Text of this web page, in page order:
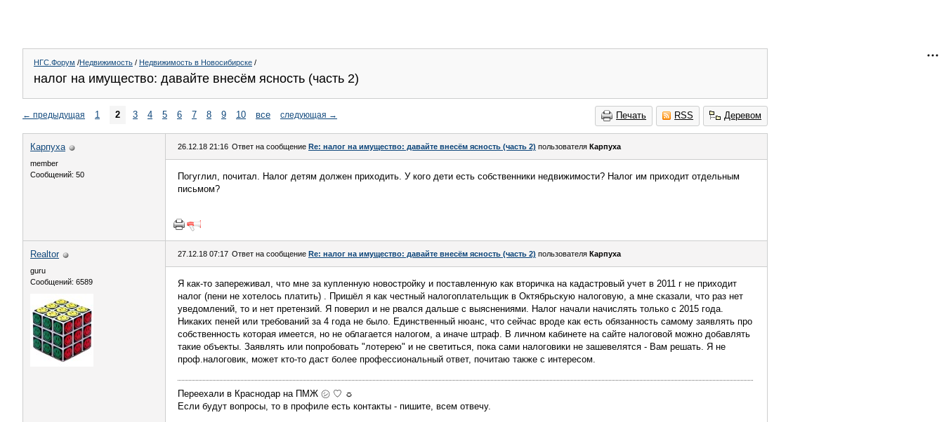
НГС.Форум /Недвижимость / Недвижимость в Новосибирске /
налог на имущество: давайте внесём ясность (часть 2)
Печать RSS Деревом
← предыдущая 1 2 3 4 5 6 7 8 9 10 все следующая →
Карпуха
member
Сообщений: 50
26.12.18 21:16 Ответ на сообщение Re: налог на имущество: давайте внесём ясность (часть 2) пользователя Карпуха
Погуглил, почитал. Налог детям должен приходить. У кого дети есть собственники недвижимости? Налог им приходит отдельным
письмом?
Realtor
guru
Сообщений: 6589
27.12.18 07:17 Ответ на сообщение Re: налог на имущество: давайте внесём ясность (часть 2) пользователя Карпуха
Я как-то запереживал, что мне за купленную новостройку и поставленную как вторичка на кадастровый учет в 2011 г не приходит
налог (пени не хотелось платить) . Пришёл я как честный налогоплательщик в Октябрьскую налоговую, а мне сказали, что раз нет
уведомлений, то и нет претензий. Я поверил и не рвался дальше с выяснениями. Налог начали начислять только с 2015 года.
Никаких пеней или требований за 4 года не было. Единственный нюанс, что сейчас вроде как есть обязанность самому заявлять про
собственность которая имеется, но не облагается налогом, а иначе штраф. В личном кабинете на сайте налоговой можно добавлять
такие объекты. Заявлять или попробовать "лотерею" и не светиться, пока сами налоговики не зашевелятся - Вам решать. Я не
проф.налоговик, может кто-то даст более профессиональный ответ, почитаю также с интересом.
Переехали в Краснодар на ПМЖ ㋛ ♡ ☼
Если будут вопросы, то в профиле есть контакты - пишите, всем отвечу.